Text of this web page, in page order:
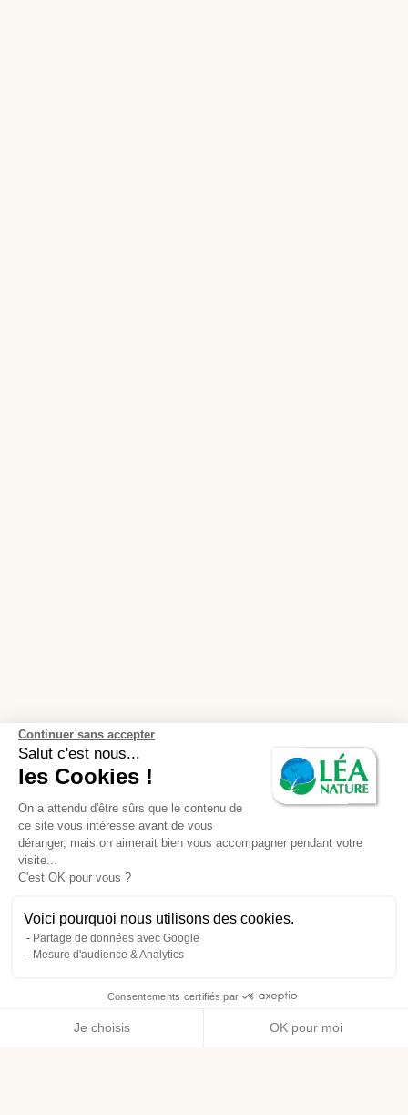
Continuer sans accepter
Salut c'est nous...
les Cookies !
On a attendu d'être sûrs que le contenu de
ce site vous intéresse avant de vous
déranger, mais on aimerait bien vous accompagner pendant votre
visite...
C'est OK pour vous ?
Voici pourquoi nous utilisons des cookies.
Partage de données avec Google
Mesure d'audience & Analytics
Consentements certifiés par
Je choisis OK pour moi